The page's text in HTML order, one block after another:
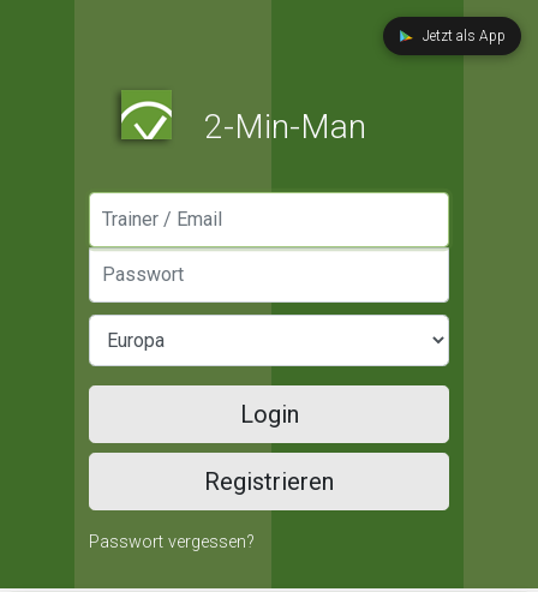
Jetzt als App
2-Min-Man
Login
Registrieren
Passwort vergessen?